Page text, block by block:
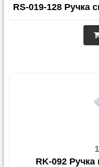
RS-019-128 Ручка
RK-092